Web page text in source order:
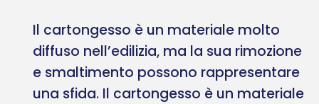
Il cartongesso è un materiale molto
diffuso nell’edilizia, ma la sua rimozione
e smaltimento possono rappresentare
una sfida. Il cartongesso è un materiale